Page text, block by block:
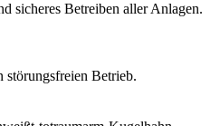
sicheres Betreiben aller Anlagen.
störungsfreien Betrieb.